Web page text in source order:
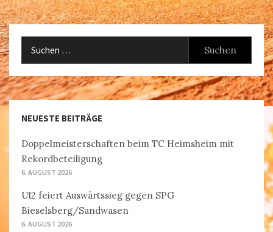
NEUESTE BEITRÄGE
Doppelmeisterschaften beim TC Heimsheim mit
Rekordbeteiligung
6. AUGUST 2026
U12 feiert Auswärtssieg gegen SPG
Bieselsberg/Sandwasen
6. AUGUST 2026